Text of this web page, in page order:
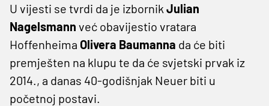
U vijesti se tvrdi da je izbornik Julian
Nagelsmann već obavijestio vratara
Hoffenheima Olivera Baumanna da će biti
premješten na klupu te da će svjetski prvak iz
2014., a danas 40-godišnjak Neuer biti u
početnoj postavi.